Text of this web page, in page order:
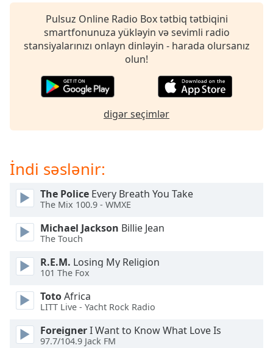
descriptions
off
selected
Subtitles
subtitles
settings,
opens
settings
dialog
subtitles
off
Pulsuz Online Radio Box tətbiq tətbiqini
smartfonunuza yükləyin və sevimli radio
stansiyalarınızı onlayn dinləyin - harada olursanız
olun!
digər seçimlər
İndi səslənir:
The Police Every Breath You Take
The Mix 100.9 - WMXE
Michael Jackson Billie Jean
The Touch
R.E.M. Losing My Religion
101 The Fox
TotoAfrica
LITT Live - Yacht Rock Radio
ForeignerI Want to Know What Love Is
97.7/104.9 Jack FM